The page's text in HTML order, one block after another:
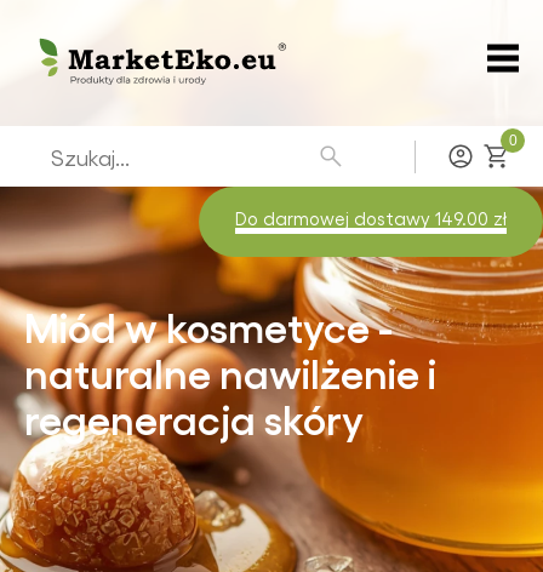
Zaloguj
0
Do darmowej dostawy 149.00 zł
Miód w kosmetyce -
naturalne nawilżenie i
regeneracja skóry